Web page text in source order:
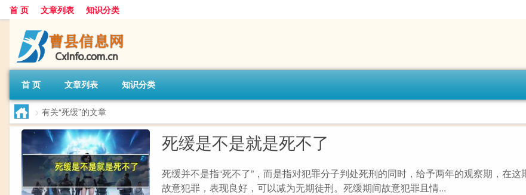
首 页 文章列表 知识分类
首 页 文章列表 知识分类
> 有关“死缓”的文章
死缓是不是就是死不了
死缓并不是指“死不了”，而是指对犯罪分子判处死刑的同时，给予两年的观察期，在这
故意犯罪，表现良好，可以减为无期徒刑。死缓期间故意犯罪且情...